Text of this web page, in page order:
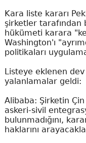
Kara liste kararı
şirketler tarafından
hükümeti karara
Washington'ı
politikaları
Listeye eklenen
yalanlamalar geldi:
Alibaba: Şirketin
askeri-sivil
bulunmadığını,
haklarını